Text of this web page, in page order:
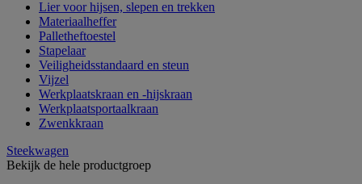
Lier voor hijsen, slepen en trekken
Materiaalheffer
Palletheftoestel
Stapelaar
Veiligheidsstandaard en steun
Vijzel
Werkplaatskraan en -hijskraan
Werkplaatsportaalkraan
Zwenkkraan
Steekwagen
Bekijk de hele productgroep